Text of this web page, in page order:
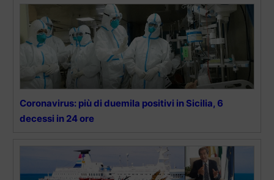
Coronavirus: più di duemila positivi in Sicilia, 6
decessi in 24 ore